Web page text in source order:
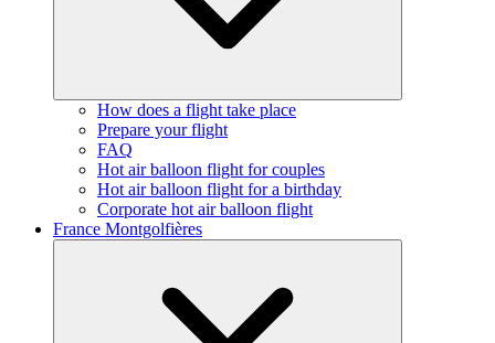
How does a flight take place
Prepare your flight
FAQ
Hot air balloon flight for couples
Hot air balloon flight for a birthday
Corporate hot air balloon flight
France Montgolfières